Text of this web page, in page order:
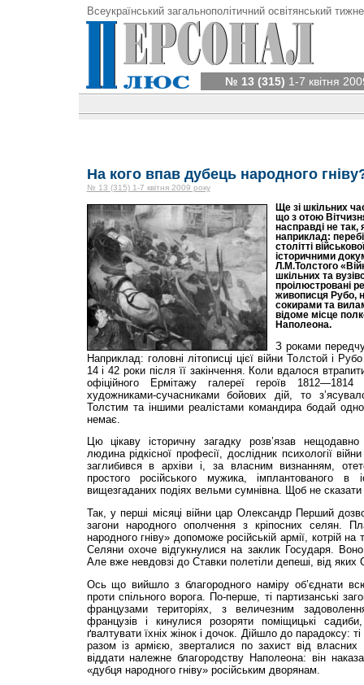
Всеукраїнський загальнополітичний освітянський
№ 13 (315) 1-7 квітня
На кого впав дубець народного
№ 13 (315) 1-7 квітня 2009 року
Ще зі шкільних
що з отою
насправді не
наприклад:
столітті
історичними
Л.М.Толстого
шкіль­них та
проілюстровані
живописця Рубо,
сокирами та
відоме місце
Наполеона.
З роками
Наприклад: головні літописці цієї війни Толстой і
14 і 42 роки після її закінчення. Коли вдалося
офіційного Ермітажу галереї героїв
художниками-сучасниками бойових дій, то
Толстим та іншими реалістами командира бодай
немає.
Цю цікаву історичну загадку розв’язав нещодавно
людина рідкісної професії, дослідник психології
заглибився в архіви і, за власним визнанням,
простого російського мужика, ім­плантованого
вищезгаданих подіях вельми сумнівна. Щоб не сказати
Так, у перші місяці війни цар Олександр Перший
загони народного ополчення з крі­посних селян.
народного гніву» допоможе російській армії, котрій
Селяни охоче від­гукнулися на заклик Государя.
Але вже не­вдовзі до Ставки полетіли депеші, від яких
Ось що вийшло з благородного наміру об’єднати
проти спільного ворога. По-перше, ті партизанські
французами територіях, з величезним
французів і кинулися розоряти поміщицькі
ґвалтувати їхніх жінок і дочок. Дійшло до парадоксу:
разом із армією, зверталися по захист від власних
віддати належне благородству Наполеона: він
«дубця народного гніву» російським дворянам.